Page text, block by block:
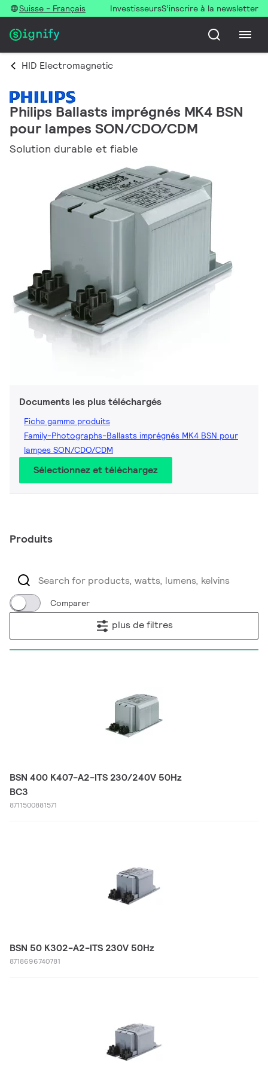
Suisse - Français InvestisseursS’inscrire à la newsletter
HID Electromagnetic
Philips Ballasts imprégnés MK4 BSN
pour lampes SON/CDO/CDM
Solution durable et fiable
Documents les plus téléchargés
Fiche gamme produits
Family-Photographs-Ballasts imprégnés MK4 BSN pour
lampes SON/CDO/CDM
Sélectionnez et téléchargez
Produits
Comparer
plus de filtres
BSN 400 K407-A2-ITS 230/240V 50Hz
BC3
8711500881571
BSN 50 K302-A2-ITS 230V 50Hz
8718696740781